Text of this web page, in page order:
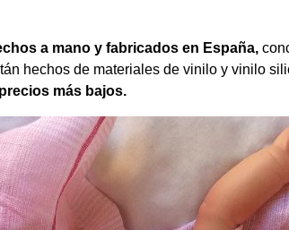
a mano y fabricados en España,
hechos de materiales de vinilo y vinilo
más bajos.